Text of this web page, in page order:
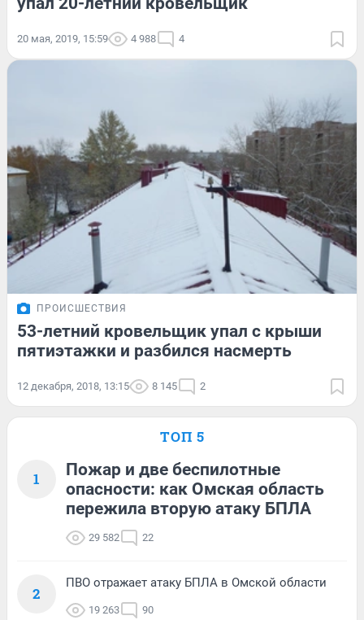
20 мая, 2019, 15:59 4 988 4
ПРОИСШЕСТВИЯ
53-летний кровельщик упал с крыши
пятиэтажки и разбился насмерть
12 декабря, 2018, 13:15 8 145 2
ТОП 5
1
Пожар и две беспилотные
опасности: как Омская область
пережила вторую атаку БПЛА
29 582 22
2
ПВО отражает атаку БПЛА в Омской области
19 263 90